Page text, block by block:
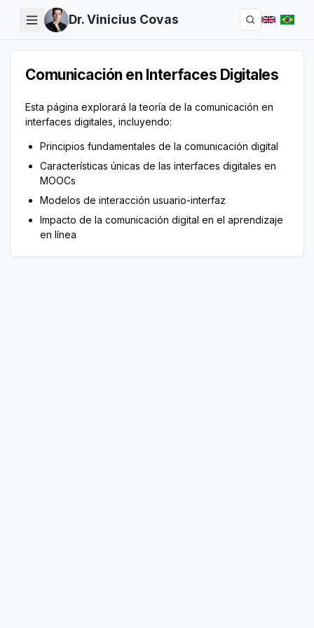
Dr. Vinicius Covas Buscar tesis
Comunicación en Interfaces Digitales
Esta página explorará la teoría de la comunicación en
interfaces digitales, incluyendo:
Principios fundamentales de la comunicación digital
Características únicas de las interfaces digitales en
MOOCs
Modelos de interacción usuario-interfaz
Impacto de la comunicación digital en el aprendizaje
en línea